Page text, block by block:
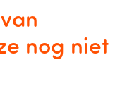
nog niet